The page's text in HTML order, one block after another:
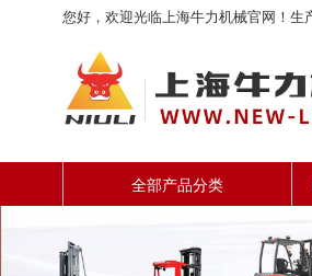
您好，欢迎光临上海牛力机械官网！生
全部产品分类